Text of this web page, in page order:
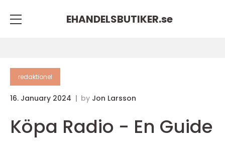
EHANDELSBUTIKER.se
redaktionel
16. January 2024 by Jon Larsson
Köpa Radio - En Guide